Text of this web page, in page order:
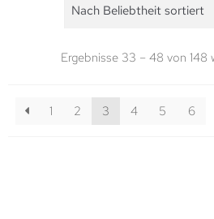
Ergebnisse 33 – 48 von 148
1 2 3 4 5 6